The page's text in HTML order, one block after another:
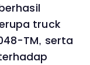
truck
TM, serta